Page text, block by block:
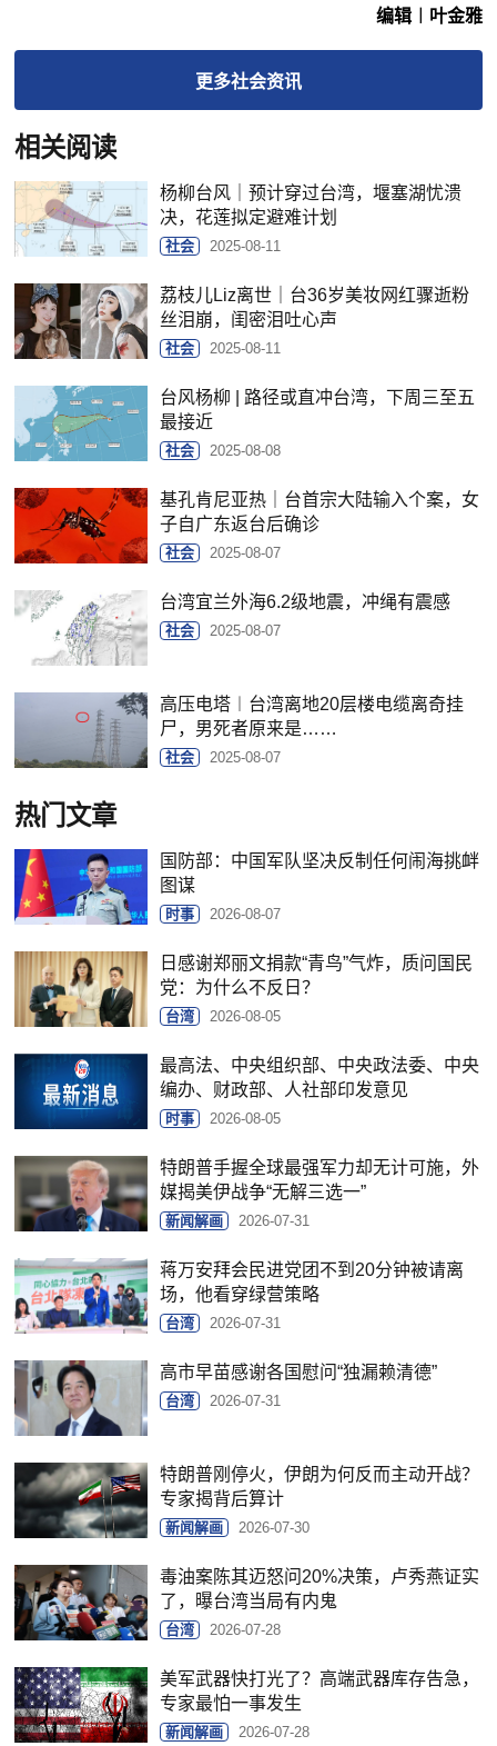
编辑︱叶金雅
更多社会资讯
相关阅读
杨柳台风｜预计穿过台湾，堰塞湖忧溃
决，花莲拟定避难计划
社会 2025-08-11
荔枝儿Liz离世｜台36岁美妆网红骤逝粉
丝泪崩，闺密泪吐心声
社会 2025-08-11
台风杨柳 | 路径或直冲台湾，下周三至五
最接近
社会 2025-08-08
基孔肯尼亚热｜台首宗大陆输入个案，女
子自广东返台后确诊
社会 2025-08-07
台湾宜兰外海6.2级地震，冲绳有震感
社会 2025-08-07
高压电塔︱台湾离地20层楼电缆离奇挂
尸，男死者原来是……
社会 2025-08-07
热门文章
国防部：中国军队坚决反制任何闹海挑衅
图谋
时事 2026-08-07
日感谢郑丽文捐款“青鸟”气炸，质问国民
党：为什么不反日？
台湾 2026-08-05
最高法、中央组织部、中央政法委、中央
编办、财政部、人社部印发意见
时事 2026-08-05
特朗普手握全球最强军力却无计可施，外
媒揭美伊战争“无解三选一”
新闻解画 2026-07-31
蒋万安拜会民进党团不到20分钟被请离
场，他看穿绿营策略
台湾 2026-07-31
高市早苗感谢各国慰问“独漏赖清德”
台湾 2026-07-31
特朗普刚停火，伊朗为何反而主动开战？
专家揭背后算计
新闻解画 2026-07-30
毒油案陈其迈怒问20%决策，卢秀燕证实
了，曝台湾当局有内鬼
台湾 2026-07-28
美军武器快打光了？高端武器库存告急，
专家最怕一事发生
新闻解画 2026-07-28